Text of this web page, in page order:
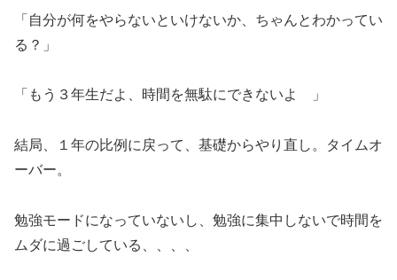
「自分が何をやらないといけないか、ちゃんとわかってい
る？」
「もう３年生だよ、時間を無駄にできないよ 」
結局、１年の比例に戻って、基礎からやり直し。タイムオ
ーバー。
勉強モードになっていないし、勉強に集中しないで時間を
ムダに過ごしている、、、、